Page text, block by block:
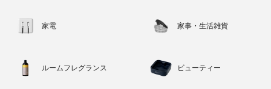
家電 家事・生活雑貨
ルームフレグランス ビューティー